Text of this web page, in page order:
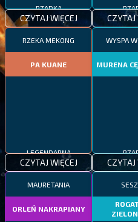
RZADKA
CZYTAJ WIĘCEJ CZYTAJ
RZEKA MEKONG
PA KUANE
LEGENDARNA
CZYTAJ WIĘCEJ
WYSPA
MURENA
CZYTAJ
MAURETANIA
ORLEŃ NAKRAPIANY